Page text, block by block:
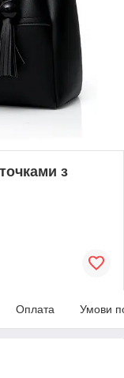
з
Оплата Умови